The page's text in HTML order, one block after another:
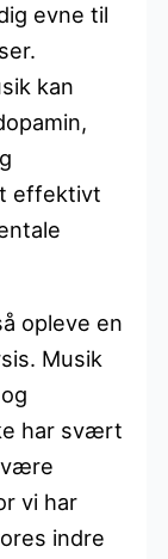
evne til
kan
effektivt
opleve en
Musik
har svært
vi har
indre